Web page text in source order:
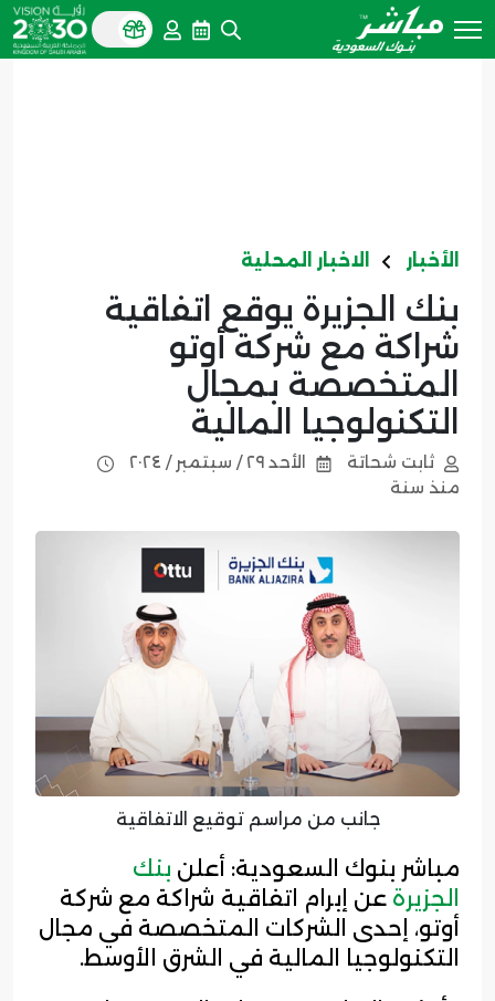
الأخبار الاخبار المحلية
بنك الجزيرة يوقع اتفاقية
شراكة مع شركة أوتو
المتخصصة بمجال
التكنولوجيا المالية
ثابت شحاتة
الأحد ٢٩ / سبتمبر / ٢٠٢٤
منذ سنة
جانب من مراسم توقيع الاتفاقية
مباشر بنوك السعودية: أعلن بنك
الجزيرة عن إبرام اتفاقية شراكة مع شركة
أوتو، إحدى الشركات المتخصصة في مجال
التكنولوجيا المالية في الشرق الأوسط.